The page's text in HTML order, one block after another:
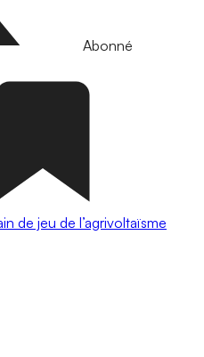
Abonné
de jeu de l’agrivoltaïsme